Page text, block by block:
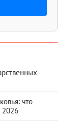
что
2026